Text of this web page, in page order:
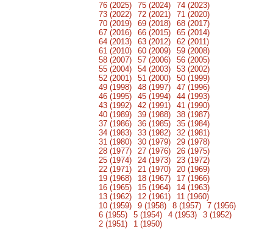
76 (2025) 75 (2024)
74 (2023)
73 (2022)
72 (2021)
71 (2020)
70 (2019)
69 (2018)
68 (2017)
67 (2016)
66 (2015)
65 (2014)
64 (2013)
63 (2012)
62 (2011)
61 (2010)
60 (2009)
59 (2008)
58 (2007)
57 (2006)
56 (2005)
55 (2004)
54 (2003)
53 (2002)
52 (2001)
51 (2000)
50 (1999)
49 (1998)
48 (1997)
47 (1996)
46 (1995)
45 (1994)
44 (1993)
43 (1992)
42 (1991)
41 (1990)
40 (1989)
39 (1988)
38 (1987)
37 (1986)
36 (1985)
35 (1984)
34 (1983)
33 (1982)
32 (1981)
31 (1980)
30 (1979)
29 (1978)
28 (1977)
27 (1976)
26 (1975)
25 (1974)
24 (1973)
23 (1972)
22 (1971)
21 (1970)
20 (1969)
19 (1968)
18 (1967)
17 (1966)
16 (1965)
15 (1964)
14 (1963)
13 (1962)
12 (1961)
11 (1960)
10 (1959)
9 (1958) 8 (1957)
7 (1956)
6 (1955)
5 (1954) 4 (1953)
3 (1952)
2 (1951)
1 (1950)